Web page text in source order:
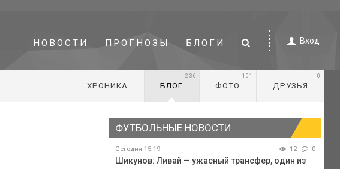
НОВОСТИ ПРОГНОЗЫ БЛОГИ Вход
ХРОНИКА БЛОГ
236
ФОТО
101
ДРУЗЬЯ
0
ФУТБОЛЬНЫЕ НОВОСТИ
Сегодня 15:19 12 0
Шикунов: Ливай — ужасный трансфер, один из